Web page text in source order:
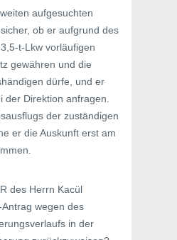
aufgesuchten
ob er aufgrund des
t-Lkw vorläufigen
gewähren und die
dürfe, und er
der Direktion anfragen.
der zuständigen
er die Auskunft erst am
des Herrn Kacül
wegen des
in der